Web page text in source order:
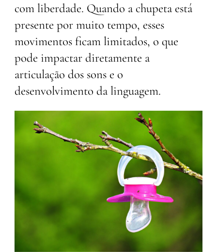
com liberdade. Quando a chupeta está
presente por muito tempo, esses
movimentos ficam limitados, o que
pode impactar diretamente a
articulação dos sons e o
desenvolvimento da linguagem.